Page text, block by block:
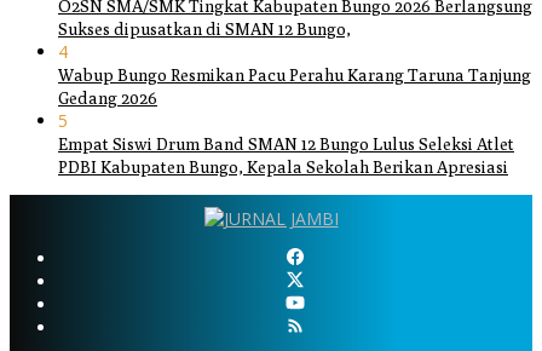
O2SN SMA/SMK Tingkat Kabupaten Bungo 2026 Berlangsung
Sukses dipusatkan di SMAN 12 Bungo,
4
Wabup Bungo Resmikan Pacu Perahu Karang Taruna Tanjung
Gedang 2026
5
Empat Siswi Drum Band SMAN 12 Bungo Lulus Seleksi Atlet
PDBI Kabupaten Bungo, Kepala Sekolah Berikan Apresiasi